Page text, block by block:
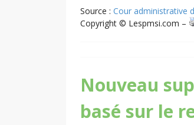
Source : Cour administrative
Copyright © Lespmsi.com –
Nouveau
basé sur le